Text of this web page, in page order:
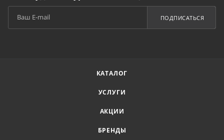
ПОДПИСАТЬСЯ
КАТАЛОГ
УСЛУГИ
АКЦИИ
БРЕНДЫ